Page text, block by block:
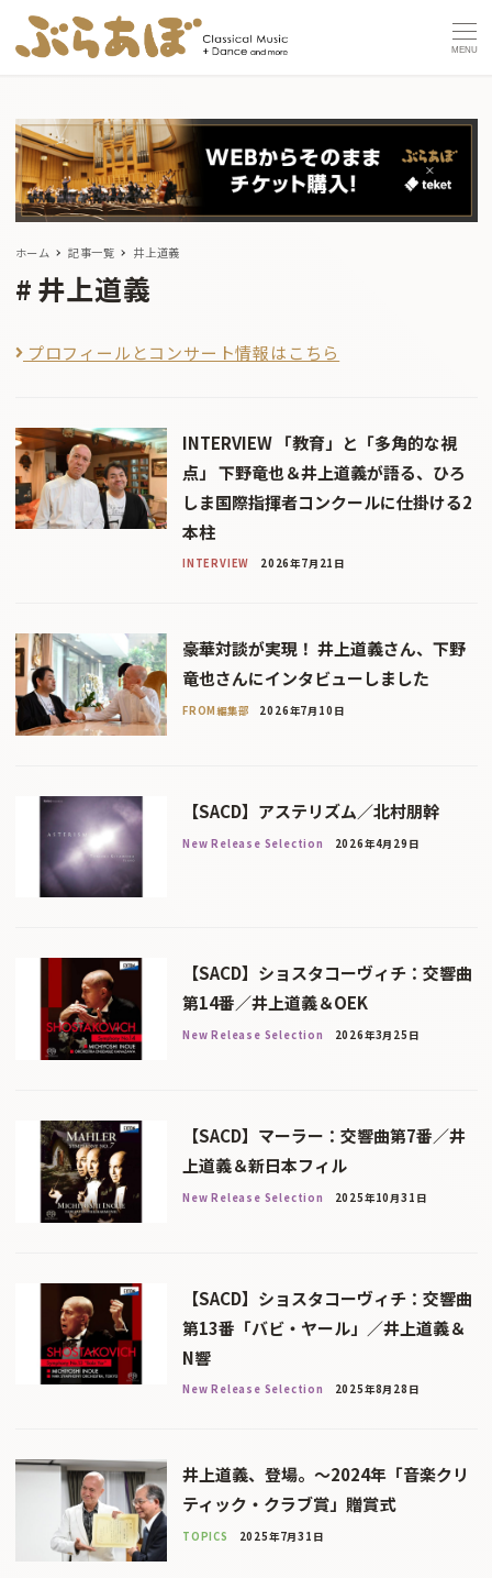
MENU
ホーム 記事一覧 井上道義
井上道義
プロフィールとコンサート情報はこちら
INTERVIEW 「教育」と「多角的な視
点」 下野竜也＆井上道義が語る、ひろ
しま国際指揮者コンクールに仕掛ける2
本柱
INTERVIEW 2026年7月21日
豪華対談が実現！ 井上道義さん、下野
竜也さんにインタビューしました
FROM編集部 2026年7月10日
【SACD】アステリズム／北村朋幹
New Release Selection 2026年4月29日
【SACD】ショスタコーヴィチ：交響曲
第14番／井上道義＆OEK
New Release Selection 2026年3月25日
【SACD】マーラー：交響曲第7番／井
上道義＆新日本フィル
New Release Selection 2025年10月31日
【SACD】ショスタコーヴィチ：交響曲
第13番「バビ・ヤール」／井上道義＆
N響
New Release Selection 2025年8月28日
井上道義、登場。～2024年「音楽クリ
ティック・クラブ賞」贈賞式
TOPICS 2025年7月31日